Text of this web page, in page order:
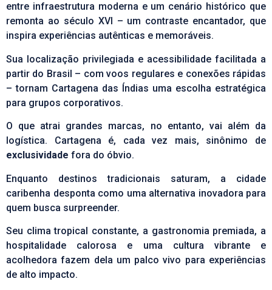
entre infraestrutura moderna e um cenário histórico que
remonta ao século XVI – um contraste encantador, que
inspira experiências autênticas e memoráveis.
Sua localização privilegiada e acessibilidade facilitada a
partir do Brasil – com voos regulares e conexões rápidas
– tornam Cartagena das Índias uma escolha estratégica
para grupos corporativos.
O que atrai grandes marcas, no entanto, vai além da
logística. Cartagena é, cada vez mais, sinônimo de
exclusividade fora do óbvio.
Enquanto destinos tradicionais saturam, a cidade
caribenha desponta como uma alternativa inovadora para
quem busca surpreender.
Seu clima tropical constante, a gastronomia premiada, a
hospitalidade calorosa e uma cultura vibrante e
acolhedora fazem dela um palco vivo para experiências
de alto impacto.